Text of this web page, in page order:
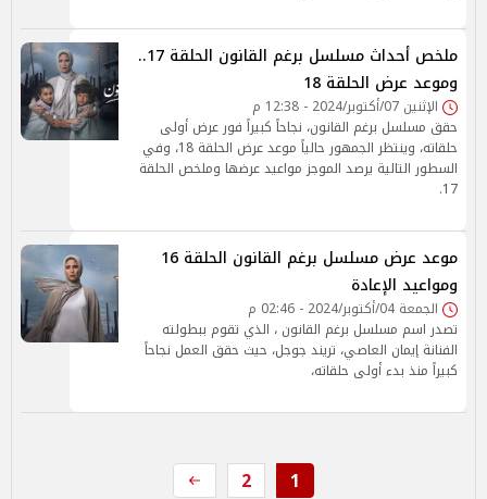
ملخص أحداث مسلسل برغم القانون الحلقة 17..
وموعد عرض الحلقة 18
الإثنين 07/أكتوبر/2024 - 12:38 م
حقق مسلسل برغم القانون، نجاحاً كبيراً فور عرض أولى
حلقاته، وينتظر الجمهور حالياً موعد عرض الحلقة 18، وفي
السطور التالية يرصد الموجز مواعيد عرضها وملخص الحلقة
17.
موعد عرض مسلسل برغم القانون الحلقة 16
ومواعيد الإعادة
الجمعة 04/أكتوبر/2024 - 02:46 م
تصدر اسم مسلسل برغم القانون ، الذي تقوم ببطولته
الفنانة إيمان العاصي، تريند جوجل، حيث حقق العمل نجاحاً
كبيراً منذ بدء أولى حلقاته،
1
2